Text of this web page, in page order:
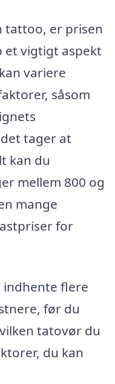
tattoo, er prisen
et vigtigt aspekt
variere
såsom
tager at
kan du
mellem 800 og
mange
for
indhente flere
før du
tatovør du
du kan